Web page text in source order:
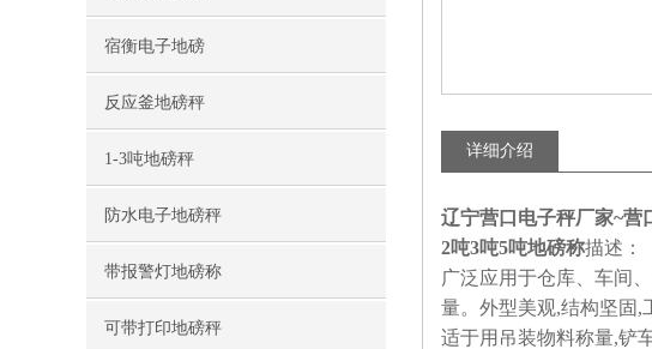
宿衡电子地磅
反应釜地磅秤
1-3吨地磅秤
防水电子地磅秤
带报警灯地磅称
可带打印地磅秤
详细介绍
辽宁营口电子秤厂家~营
2吨3吨5吨地磅称描述：
广泛应用于仓库、车间
量。外型美观,结构坚固,
适于用吊装物料称量,铲